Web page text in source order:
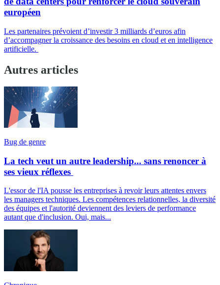
européen
Les partenaires prévoient d’investir 3 milliards d’euros afin
d’accompagner la croissance des besoins en cloud et en intelligence
artificielle.
Autres articles
Bug de genre
La tech veut un autre leadership... sans renoncer à
ses vieux réflexes
L'essor de l'IA pousse les entreprises à revoir leurs attentes envers
les managers techniques. Les compétences relationnelles, la diversité
des équipes et l'autorité deviennent des leviers de performance
autant que d'inclusion. Oui, mais...